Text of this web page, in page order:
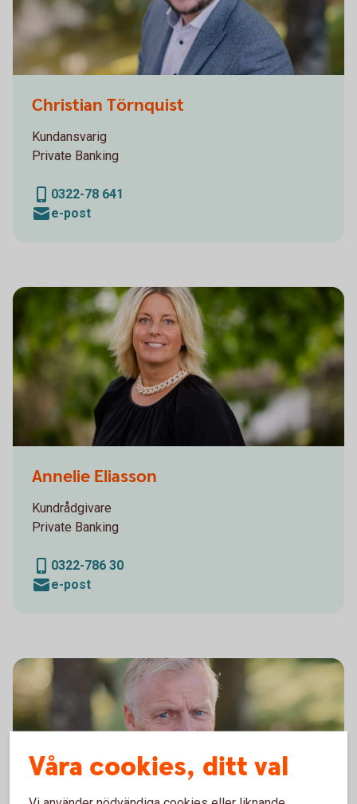
Christian Törnquist
Kundansvarig
Private Banking
0322-78 641
e-post
Annelie Eliasson
Kundrådgivare
Private Banking
0322-786 30
e-post
Våra cookies, ditt val